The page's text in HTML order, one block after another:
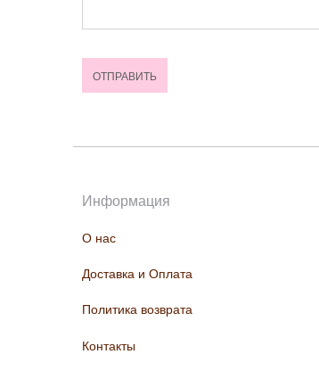
Информация
О нас
Доставка и Оплата
Политика возврата
Контакты